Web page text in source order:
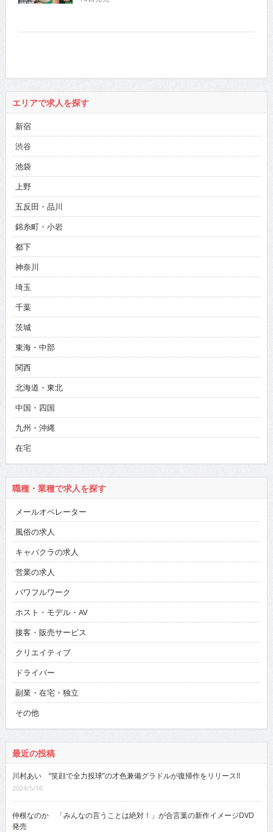
エリアで求人を探す
新宿
渋谷
池袋
上野
五反田・品川
錦糸町・小岩
都下
神奈川
埼玉
千葉
茨城
東海・中部
関西
北海道・東北
中国・四国
九州・沖縄
在宅
職種・業種で求人を探す
メールオペレーター
風俗の求人
キャバクラの求人
営業の求人
パワフルワーク
ホスト・モデル・AV
接客・販売サービス
クリエイティブ
ドライバー
副業・在宅・独立
その他
最近の投稿
川村あい “笑顔で全力投球”の才色兼備グラドルが復帰作をリリース!!
2024/5/16
仲根なのか 「みんなの言うことは絶対！」が合言葉の新作イメージDVD
発売